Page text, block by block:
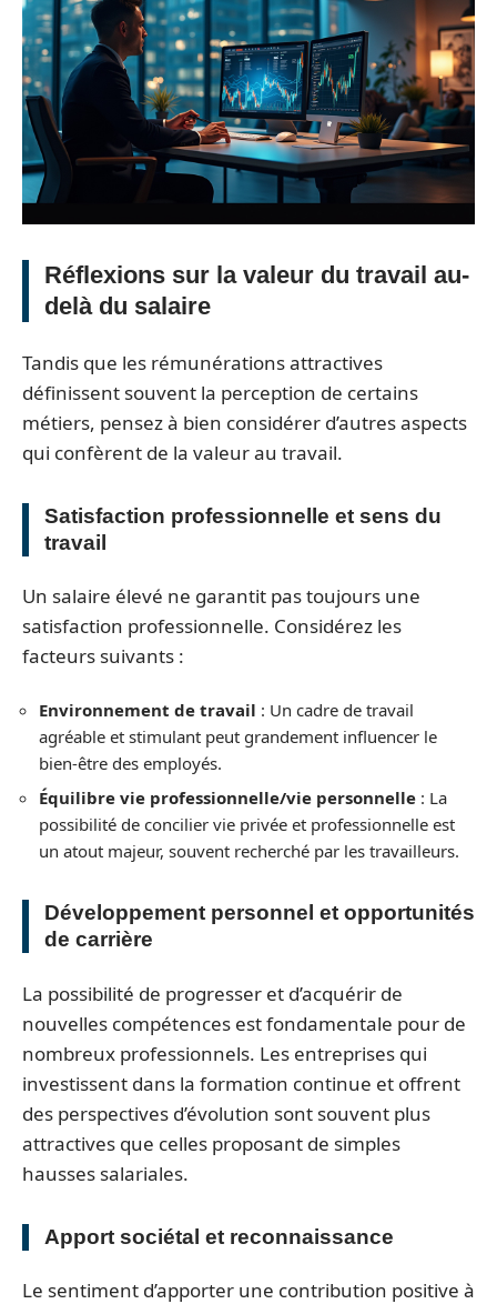
Réflexions sur la valeur du travail au-
delà du salaire
Tandis que les rémunérations attractives
définissent souvent la perception de certains
métiers, pensez à bien considérer d’autres aspects
qui confèrent de la valeur au travail.
Satisfaction professionnelle et sens du
travail
Un salaire élevé ne garantit pas toujours une
satisfaction professionnelle. Considérez les
facteurs suivants :
Environnement de travail : Un cadre de travail
agréable et stimulant peut grandement influencer le
bien-être des employés.
Équilibre vie professionnelle/vie personnelle : La
possibilité de concilier vie privée et professionnelle est
un atout majeur, souvent recherché par les travailleurs.
Développement personnel et opportunités
de carrière
La possibilité de progresser et d’acquérir de
nouvelles compétences est fondamentale pour de
nombreux professionnels. Les entreprises qui
investissent dans la formation continue et offrent
des perspectives d’évolution sont souvent plus
attractives que celles proposant de simples
hausses salariales.
Apport sociétal et reconnaissance
Le sentiment d’apporter une contribution positive à